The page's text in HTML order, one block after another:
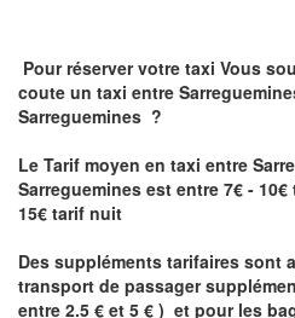
Pour réserver votre taxi Vous
coute un taxi entre
Sarreguemines ?
Le Tarif moyen en taxi entre
Sarreguemines est entre 7€ -
15€ tarif nuit
Des suppléments tarifaires sont
transport de passager
entre 2.5 € et 5 € ) et pour les